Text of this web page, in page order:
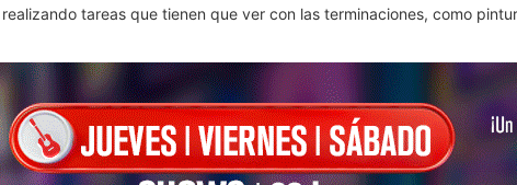
tareas que tienen que ver con las terminaciones, como